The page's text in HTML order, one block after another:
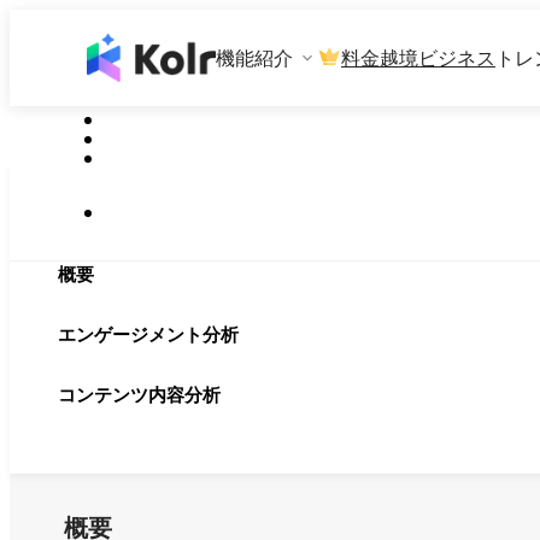
機能紹介 料金越境ビジネス ト
概要
エンゲージメント分析
コンテンツ内容分析
概要